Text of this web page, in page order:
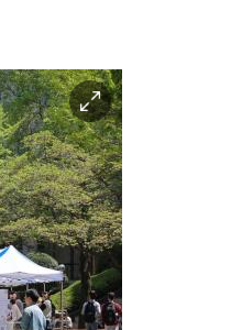
이
미
지
확
대